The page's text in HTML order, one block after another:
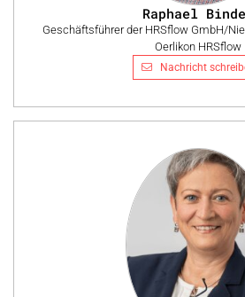
Raphael
Geschäftsführer der HRSflow GmbH/
Oerlikon HRSflow
Nachricht